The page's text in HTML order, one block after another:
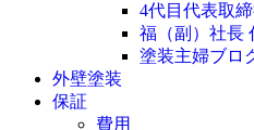
4代目代表取
福（副）社長
塗装主婦ブロ
外壁塗装
保証
費用